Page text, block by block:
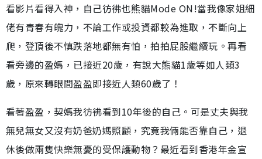
看影片看得入神，自己彷彿也熊貓Mode ON!當我像家姐細
佬有青春有魄力，不論工作或投資都較為進取，不斷向上
爬，登頂後不慎跌落地都無有怕，拍拍屁股繼續玩。再看
看旁邊的盈媽，已接近20歲，有說大熊貓1歲等如人類3
歲，原來轉眼間盈盈即接近人類60歲了！
看著盈盈，契媽我彷彿看到10年後的自己。可是丈夫與我
無兒無女又沒有奶爸奶媽照顧，究竟我倆能否靠自己，退
休後做兩隻快樂無憂的受保護動物？最近看到香港年金宣